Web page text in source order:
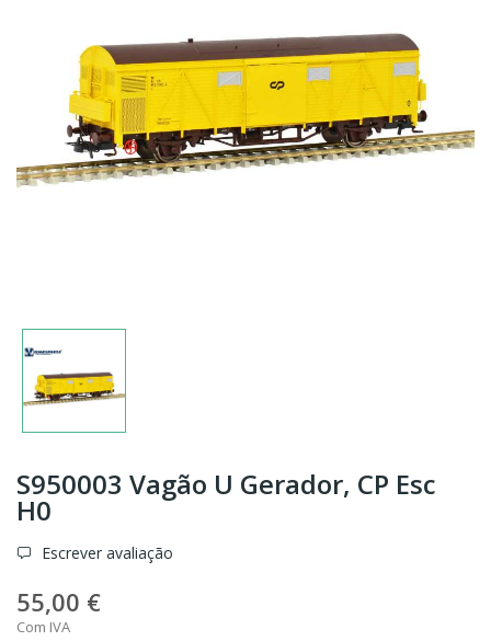
S950003 Vagão U Gerador, CP Esc
H0
Escrever avaliação
55,00 €
Com IVA